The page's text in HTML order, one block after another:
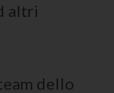
altri
dello